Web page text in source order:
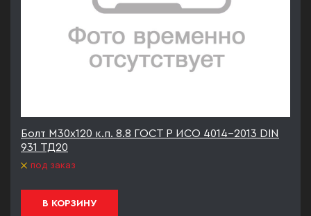
Болт М30х120 к.п. 8.8 ГОСТ Р ИСО 4014-2013 DIN
931 ТД20
под заказ
В КОРЗИНУ